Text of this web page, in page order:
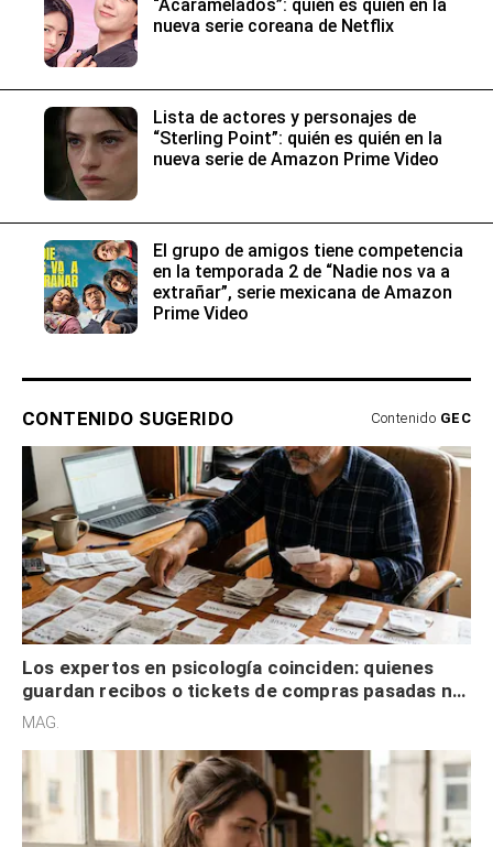
“Acaramelados”: quién es quién en la
nueva serie coreana de Netflix
Lista de actores y personajes de
“Sterling Point”: quién es quién en la
nueva serie de Amazon Prime Video
El grupo de amigos tiene competencia
en la temporada 2 de “Nadie nos va a
extrañar”, serie mexicana de Amazon
Prime Video
CONTENIDO SUGERIDO Contenido GEC
Los expertos en psicología coinciden: quienes
guardan recibos o tickets de compras pasadas no
son acumuladores, sino que tienen necesidad de
MAG.